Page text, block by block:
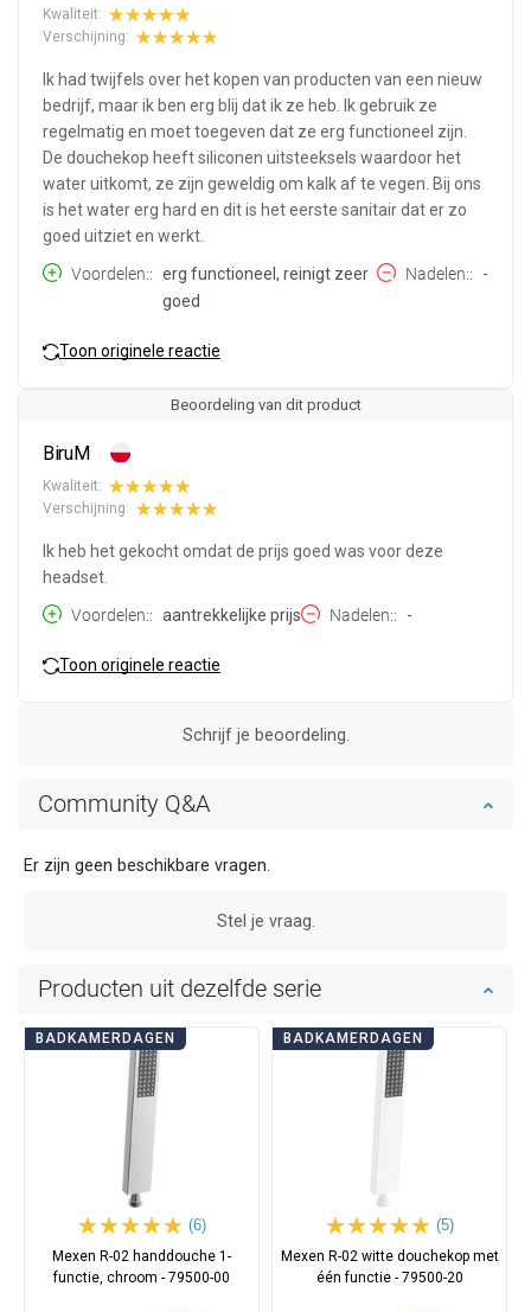
Kwaliteit:
Verschijning:
Ik had twijfels over het kopen van producten van een nieuw
bedrijf, maar ik ben erg blij dat ik ze heb. Ik gebruik ze
regelmatig en moet toegeven dat ze erg functioneel zijn.
De douchekop heeft siliconen uitsteeksels waardoor het
water uitkomt, ze zijn geweldig om kalk af te vegen. Bij ons
is het water erg hard en dit is het eerste sanitair dat er zo
goed uitziet en werkt.
Voordelen:
erg functioneel, reinigt zeer
goed
Nadelen: -
Toon originele reactie
Beoordeling van dit product
BiruM
Kwaliteit:
Verschijning:
Ik heb het gekocht omdat de prijs goed was voor deze
headset.
Voordelen:
aantrekkelijke prijs Nadelen: -
Toon originele reactie
Schrijf je beoordeling.
Community Q&A
Er zijn geen beschikbare vragen.
Stel je vraag.
Producten uit dezelfde serie
BADKAMERDAGEN
(6)
Mexen R-02 handdouche 1-
functie, chroom - 79500-00
BADKAMERDAGEN
(5)
Mexen R-02 witte douchekop met
één functie - 79500-20